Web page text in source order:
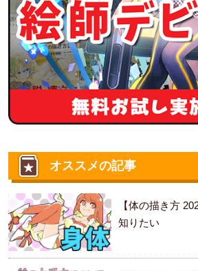
オススメの記事
【体の描き方
知りたい